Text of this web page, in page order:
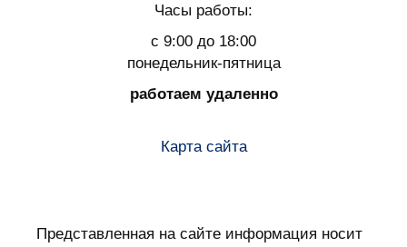
Часы работы:
с 9:00 до 18:00
понедельник-пятница
работаем удаленно
Карта сайта
Представленная на сайте информация носит